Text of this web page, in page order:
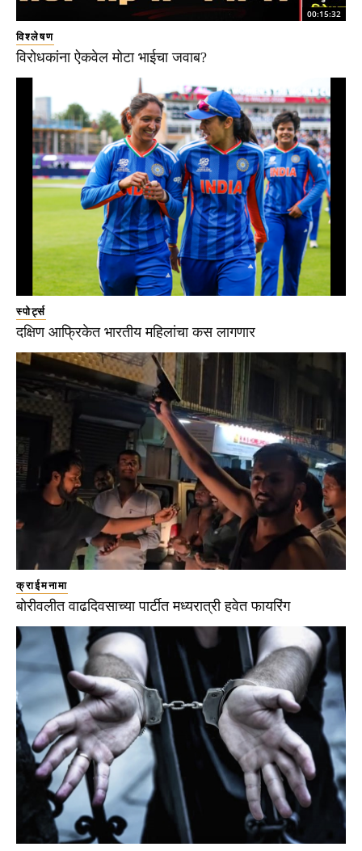
00:15:32
विश्लेषण
विरोधकांना ऐकवेल मोटा भाईचा जवाब?
स्पोर्ट्स
दक्षिण आफ्रिकेत भारतीय महिलांचा कस लागणार
क्राईमनामा
बोरीवलीत वाढदिवसाच्या पार्टीत मध्यरात्री हवेत फायरिंग